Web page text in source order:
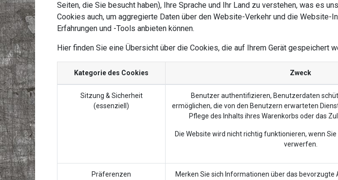
Seiten, die Sie besucht haben), Ihre Sprache und Ihr Land zu verstehen, was es
Cookies auch, um aggregierte Daten über den Website-Verkehr und die
Erfahrungen und -Tools anbieten können.
Hier finden Sie eine Übersicht über die Cookies, die auf Ihrem Gerät gespeichert
Kategorie des Cookies Zweck
Sitzung & Sicherheit
(essenziell)
Benutzer authentifizieren, Benutzerdaten
ermöglichen, die von den Benutzern erwarteten
Pflege des Inhalts ihres Warenkorbs oder das
Die Website wird nicht richtig funktionieren, wenn
verwerfen.
Präferenzen
Merken Sie sich Informationen über das bevorzugte